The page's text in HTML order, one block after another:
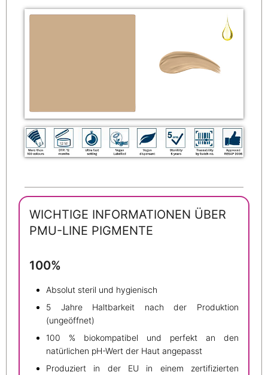
WICHTIGE INFORMATIONEN ÜBER
PMU-LINE PIGMENTE
100%
Absolut steril und hygienisch
5 Jahre Haltbarkeit nach der Produktion
(ungeöffnet)
100 % biokompatibel und perfekt an den
natürlichen pH-Wert der Haut angepasst
Produziert in der EU in einem zertifizierten